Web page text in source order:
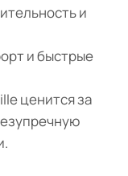
и
и быстрые
ценится за